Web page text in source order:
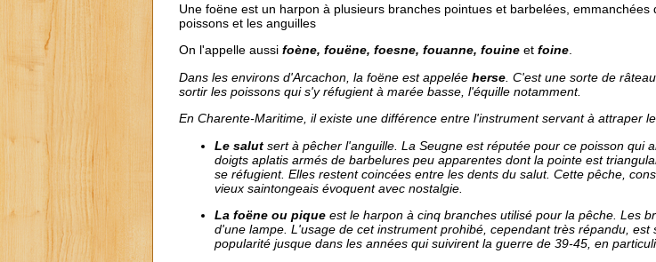
Une foëne est un harpon à plusieurs branches pointues et barbelées,
poissons et les anguilles
On l'appelle aussifoène, fouëne, foesne, fouanne, fouine et foine.
Dans les environs d'Arcachon, la foëne est appelée herse. C'est une sorte de
sortir les poissons qui s'y réfugient à marée basse, l'équille notamment.
En Charente-Maritime, il existe une différence entre l'instrument servant à attraper
Le salutsert à pêcher l'anguille. La Seugne est réputée pour ce poisson qui
doigts aplatis armés de barbelures peu apparentes dont la pointe est
se réfugient. Elles restent coincées entre les dents du salut. Cette pêche,
vieux saintongeais évoquent avec nostalgie.
La foëne ou piqueest le harpon à cinq branches utilisé pour la pêche. Les
d'une lampe. L'usage de cet instrument prohibé, cependant très répandu,
popularité jusque dans les années qui suivirent la guerre de 39-45, en